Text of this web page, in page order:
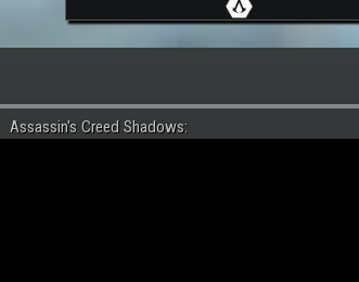
Assassin's Creed Shadows: